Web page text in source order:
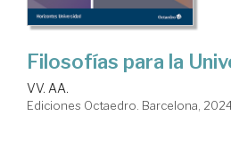
Filosofías para la
VV. AA.
Ediciones Octaedro. Barcelona,